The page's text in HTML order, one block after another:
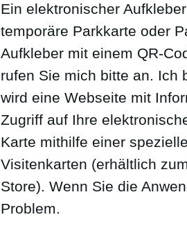
Ein elektronischer
temporäre Parkkarte oder
Aufkleber mit einem QR-
rufen Sie mich bitte an. Ich
wird eine Webseite mit
Zugriff auf Ihre
Karte mithilfe einer
Visitenkarten (erhältlich
Store). Wenn Sie die
Problem.